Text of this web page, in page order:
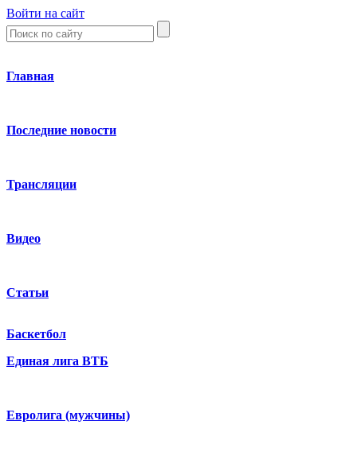
Войти на сайт
Главная
Последние новости
Трансляции
Видео
Статьи
Баскетбол
Единая лига ВТБ
Евролига (мужчины)